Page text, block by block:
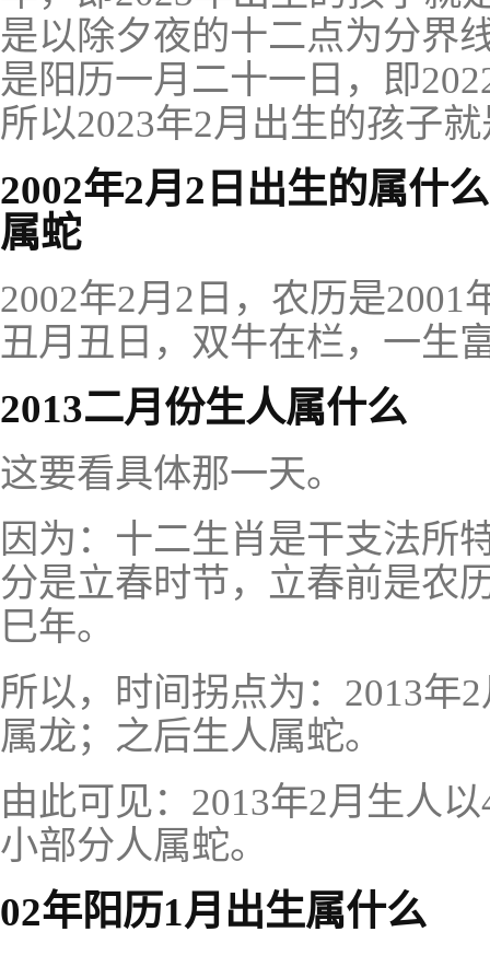
是以除夕夜的十二点为分界
是阳历一月二十一日，即
所以2023年2月出生的孩子
2002年2月2日出生的属什
属蛇
2002年2月2日，农历是
丑月丑日，双牛在栏，一生
2013二月份生人属什么
这要看具体那一天。
因为：十二生肖是干支法所
分是立春时节，立春前是农
巳年。
所以，时间拐点为：2013年
属龙；之后生人属蛇。
由此可见：2013年2月生人
小部分人属蛇。
02年阳历1月出生属什么